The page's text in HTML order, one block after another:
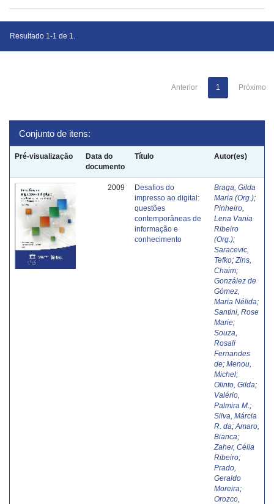
Resultado 1-1 de 1.
Anterior 1 Próximo
Conjunto de itens:
Pré-visualização
Data do
documento
Título Autor(es)
2009
Desafios do
impresso ao digital:
questões
contemporâneas de
informação e
conhecimento
Braga, Gilda
Maria (Org.);
Pinheiro,
Lena Vania
Ribeiro
(Org.);
Saracevic,
Tefko; Zins,
Chaim;
González de
Gómez,
Maria Nélida;
Santini, Rose
Marie;
Souza,
Rosali
Fernandes
de; Menou,
Michel;
Olinto, Gilda;
Valério,
Palmira M. ;
Silva, Márcia
R. da; Amaro,
Bianca;
Zaher, Célia
Ribeiro;
Prado,
Geraldo
Moreira;
Orozco,